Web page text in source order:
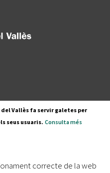
Vallès fa servir galetes per
seus usuaris. Consulta més
correcte de la web